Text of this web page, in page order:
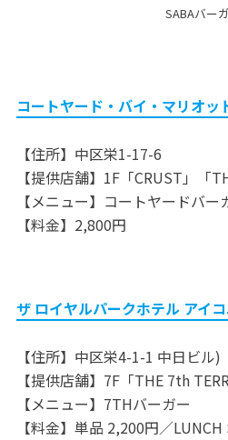
SABAバー
コートヤード・バイ・マリオッ
【住所】中区栄1-17-6
【提供店舗】1F「CRUST」「
【メニュー】コートヤードバー
【料金】2,800円
ザ ロイヤルパークホテル アイ
【住所】中区栄4-1-1 中日ビル)
【提供店舗】7F「THE 7th
【メニュー】7THバーガー
【料金】単品 2,200円／